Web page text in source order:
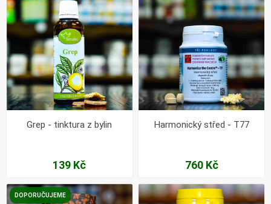
Grep - tinktura z bylin
139 Kč
Harmonický střed - T77
760 Kč
DOPORUČUJEME